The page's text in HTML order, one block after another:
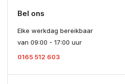
Bel ons
Elke werkdag bereikbaar
van 09:00 - 17:00 uur
0165 512 603